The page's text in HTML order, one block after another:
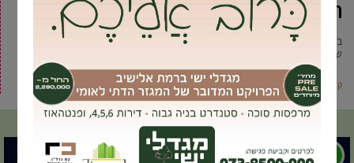
היום ע”י ועדת הבחירות
בימים האחרונים פרסם ראש העיר יוסי ברודני סרטון בו הוא מזמין את צעירי גבעת
שמואל לנגב יחד איתו חומוס ביום
קרא עוד ←